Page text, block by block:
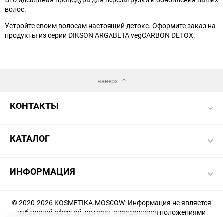
волос.
Устройте своим волосам настоящий детокс. Оформите заказ на
продукты из серии DIKSON ARGABETA vegCARBON DETOX.
наверх
КОНТАКТЫ
КАТАЛОГ
ИНФОРМАЦИЯ
© 2020-2026 KOSMETIKA.MOSCOW. Информация не является
публичной офертой, которая определяется положениями